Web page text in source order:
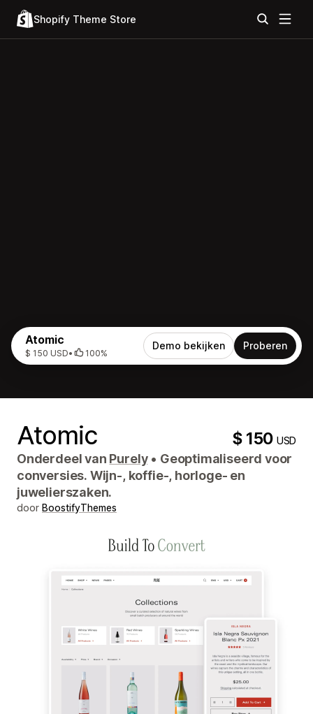
Shopify Theme Store
Atomic
$ 150 USD• 100%
Demo bekijken Proberen
Atomic $ 150USD
Onderdeel van Purely • Geoptimaliseerd voor
conversies. Wijn-, koffie-, horloge- en
juwelierszaken.
door BoostifyThemes